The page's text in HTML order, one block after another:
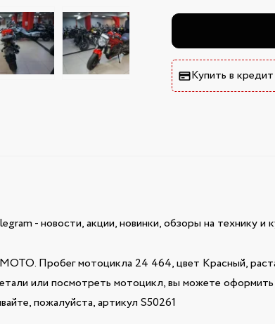
Купить в кредит
- новости, акции, новинки, обзоры на технику и
Пробег мотоцикла 24 464, цвет Красный,
или посмотреть мотоцикл, вы можете оформить
пожалуйста, артикул S50261